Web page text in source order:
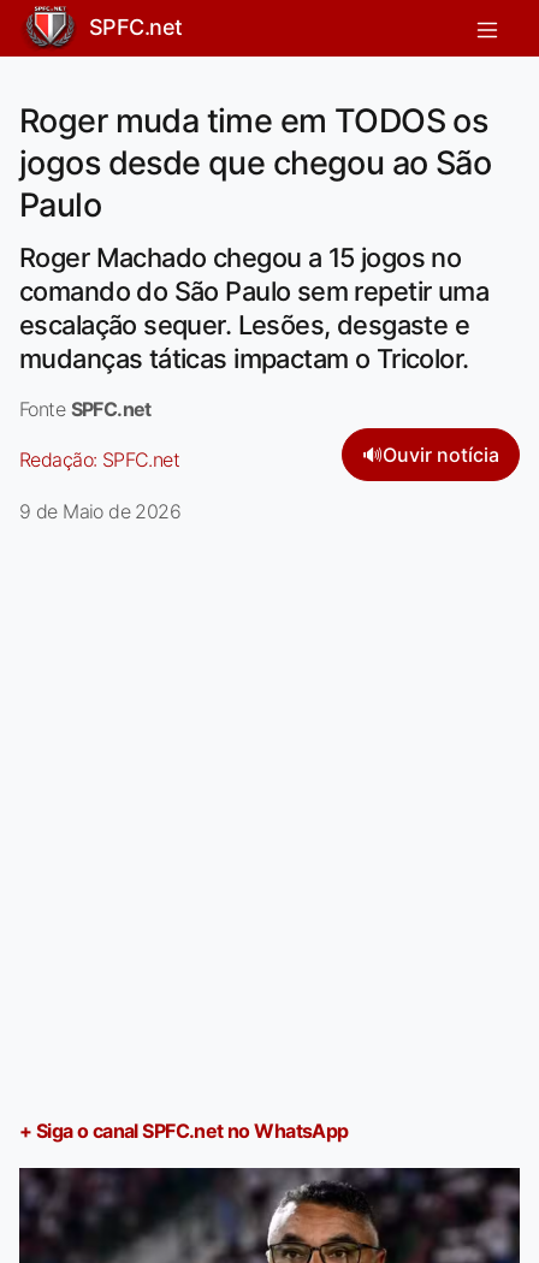
SPFC.net
Roger muda time em TODOS os
jogos desde que chegou ao São
Paulo
Roger Machado chegou a 15 jogos no
comando do São Paulo sem repetir uma
escalação sequer. Lesões, desgaste e
mudanças táticas impactam o Tricolor.
Fonte SPFC.net
Redação: SPFC.net 🔊Ouvir notícia
9 de Maio de 2026
+ Siga o canal SPFC.net no WhatsApp